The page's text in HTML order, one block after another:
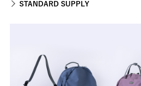
STANDARD SUPPLY